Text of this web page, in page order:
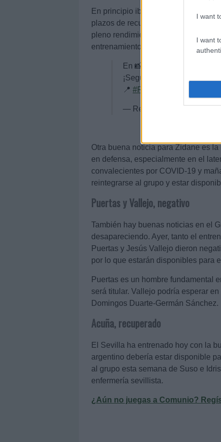
I want
I want
En principio iba a estar de baja
plazos de recuperación de su lesión
pleno rendimiento, tal como ha
entrenamientos.
En 📸
¡Segunda jornada de
📍 #RMCity
— Real Madrid C.F.
Otra buena noticia para Zidane es
en defensa, especialmente en el
convalecientes por COVID-19 y
reintegrarse al grupo y estar
Puertas y Vallejo, negativo
También hay buenas noticias en el
desapareciendo. Ayer, tanto el
Puertas y Jesús Vallejo dieron
por lo que estarán disponibles para
Puertas es un hombre fundamental
será titular. Vallejo podría esperar
Domingos Duarte-Germán Sánchez.
Acuña, recuperado
El Sevilla ha entrenado hoy con la
argentino debería estar disponible
al grupo esta semana de Suso e
enfermería sevillista.
¿Aún no juegas a Comunio?